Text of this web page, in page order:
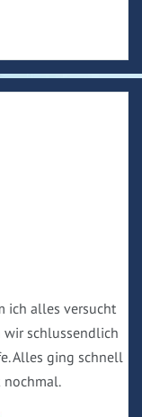
ich alles versucht
wir schlussendlich
Alles ging schnell
nochmal.